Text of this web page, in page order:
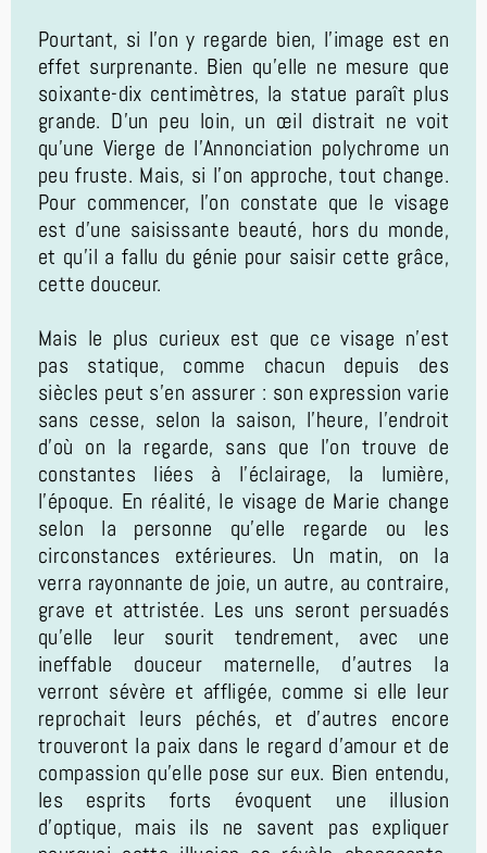
Pourtant, si l’on y regarde bien, l’image est en
effet surprenante. Bien qu’elle ne mesure que
soixante-dix centimètres, la statue paraît plus
grande. D’un peu loin, un œil distrait ne voit
qu’une Vierge de l’Annonciation polychrome un
peu fruste. Mais, si l’on approche, tout change.
Pour commencer, l’on constate que le visage
est d’une saisissante beauté, hors du monde,
et qu’il a fallu du génie pour saisir cette grâce,
cette douceur.
Mais le plus curieux est que ce visage n’est
pas statique, comme chacun depuis des
siècles peut s’en assurer : son expression varie
sans cesse, selon la saison, l’heure, l’endroit
d’où on la regarde, sans que l’on trouve de
constantes liées à l’éclairage, la lumière,
l’époque. En réalité, le visage de Marie change
selon la personne qu’elle regarde ou les
circonstances extérieures. Un matin, on la
verra rayonnante de joie, un autre, au contraire,
grave et attristée. Les uns seront persuadés
qu’elle leur sourit tendrement, avec une
ineffable douceur maternelle, d’autres la
verront sévère et affligée, comme si elle leur
reprochait leurs péchés, et d’autres encore
trouveront la paix dans le regard d’amour et de
compassion qu’elle pose sur eux. Bien entendu,
les esprits forts évoquent une illusion
d’optique, mais ils ne savent pas expliquer